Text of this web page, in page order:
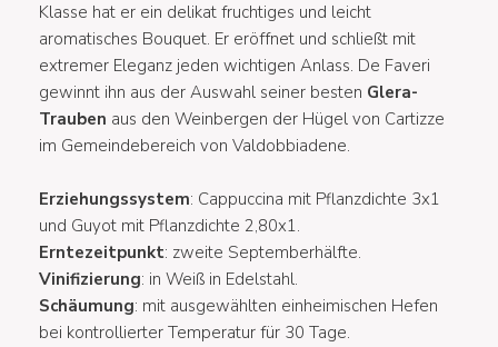
Klasse hat er ein delikat fruchtiges und leicht
aromatisches Bouquet. Er eröffnet und schließt mit
extremer Eleganz jeden wichtigen Anlass. De Faveri
gewinnt ihn aus der Auswahl seiner besten Glera-
Trauben aus den Weinbergen der Hügel von Cartizze
im Gemeindebereich von Valdobbiadene.
Erziehungssystem: Cappuccina mit Pflanzdichte 3x1
und Guyot mit Pflanzdichte 2,80x1.
Erntezeitpunkt: zweite Septemberhälfte.
Vinifizierung: in Weiß in Edelstahl.
Schäumung: mit ausgewählten einheimischen Hefen
bei kontrollierter Temperatur für 30 Tage.